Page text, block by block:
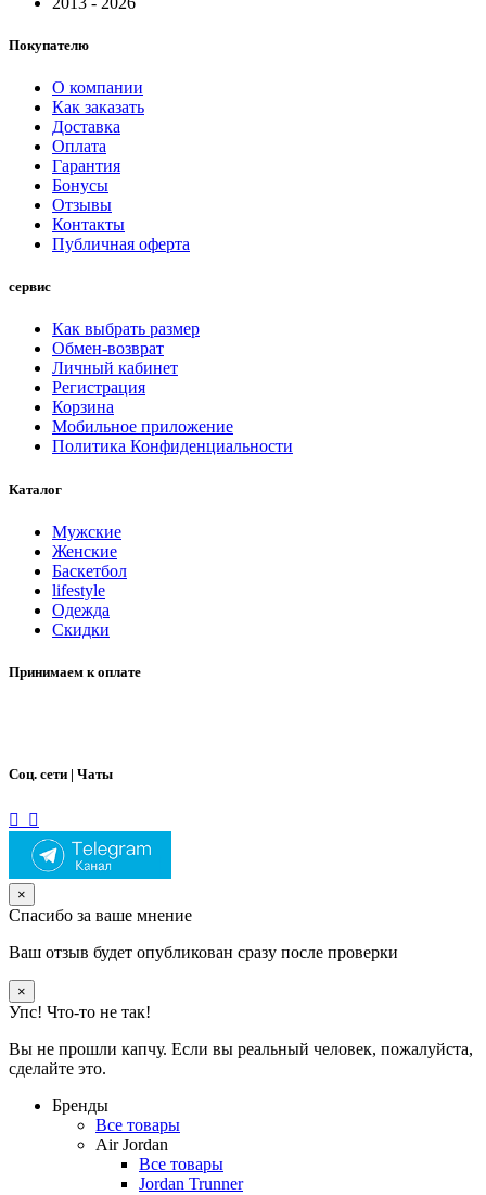
Покупателю
О компании
Как заказать
Доставка
Оплата
Гарантия
Бонусы
Отзывы
Контакты
Публичная оферта
сервис
Как выбрать размер
Обмен-возврат
Личный кабинет
Регистрация
Корзина
Мобильное приложение
Политика Конфиденциальности
Каталог
Мужские
Женские
Баскетбол
lifestyle
Одежда
Скидки
Принимаем к оплате
Соц. сети | Чаты
×
Спасибо за ваше мнение
Ваш отзыв будет опубликован сразу после проверки
×
Упс! Что-то не так!
Вы не прошли капчу. Если вы реальный человек, пожалуйста,
сделайте это.
Бренды
Все товары
Air Jordan
Все товары
Jordan Trunner